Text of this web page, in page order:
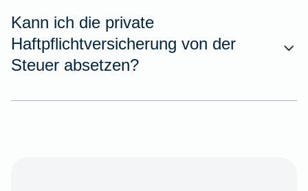
Kann ich die private
Haftpflichtversicherung von der
Steuer absetzen?